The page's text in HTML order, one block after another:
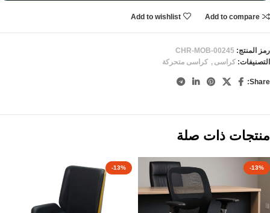
Add to compare
Add to wishlist
رمز المنتج: CHR-MOB-00245
التصنيفات: كراسى , كراسى متحركة
Share:
منتجات ذات صلة
-13%
-13%